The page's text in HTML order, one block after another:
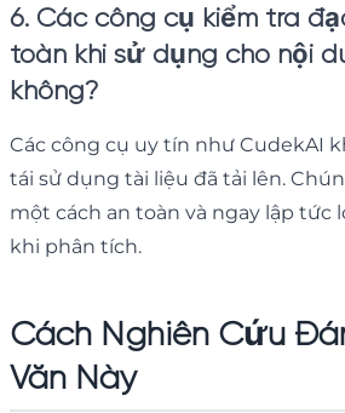
6. Các công cụ kiểm tra
toàn khi sử dụng cho nội
không?
Các công cụ uy tín như CudekAI
tái sử dụng tài liệu đã tải lên.
một cách an toàn và ngay lập tức
khi phân tích.
Cách Nghiên Cứu
Văn Này